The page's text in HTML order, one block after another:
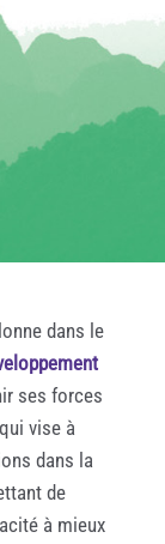
dans le
ses forces
vise à
dans la
de
à mieux